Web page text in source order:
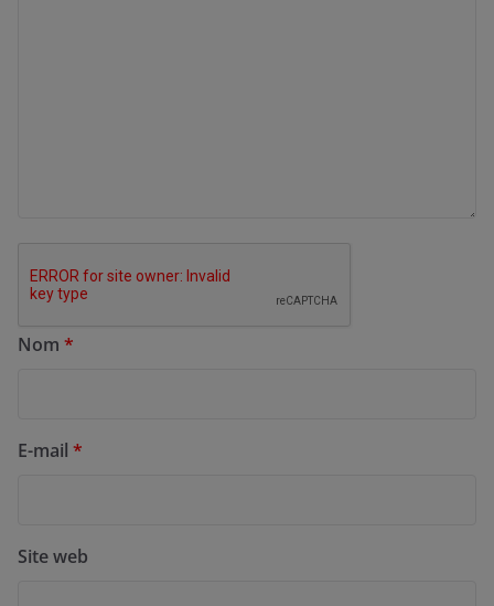
Nom *
E-mail *
Site web